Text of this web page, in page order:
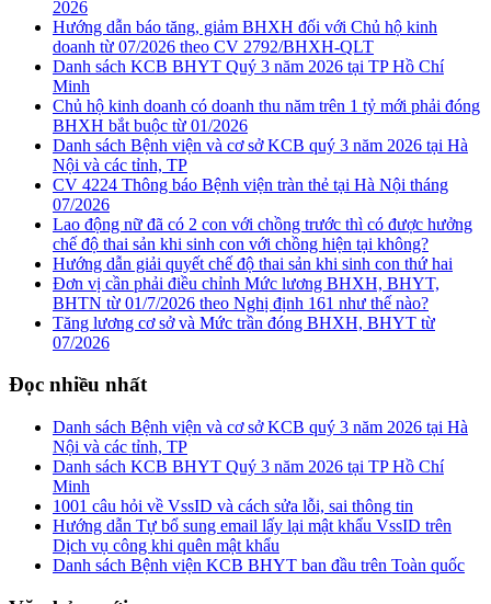
2026
Hướng dẫn báo tăng, giảm BHXH đối với Chủ hộ kinh
doanh từ 07/2026 theo CV 2792/BHXH-QLT
Danh sách KCB BHYT Quý 3 năm 2026 tại TP Hồ Chí
Minh
Chủ hộ kinh doanh có doanh thu năm trên 1 tỷ mới phải đóng
BHXH bắt buộc từ 01/2026
Danh sách Bệnh viện và cơ sở KCB quý 3 năm 2026 tại Hà
Nội và các tỉnh, TP
CV 4224 Thông báo Bệnh viện tràn thẻ tại Hà Nội tháng
07/2026
Lao động nữ đã có 2 con với chồng trước thì có được hưởng
chế độ thai sản khi sinh con với chồng hiện tại không?
Hướng dẫn giải quyết chế độ thai sản khi sinh con thứ hai
Đơn vị cần phải điều chỉnh Mức lương BHXH, BHYT,
BHTN từ 01/7/2026 theo Nghị định 161 như thế nào?
Tăng lương cơ sở và Mức trần đóng BHXH, BHYT từ
07/2026
Đọc nhiều nhất
Danh sách Bệnh viện và cơ sở KCB quý 3 năm 2026 tại Hà
Nội và các tỉnh, TP
Danh sách KCB BHYT Quý 3 năm 2026 tại TP Hồ Chí
Minh
1001 câu hỏi về VssID và cách sửa lỗi, sai thông tin
Hướng dẫn Tự bổ sung email lấy lại mật khẩu VssID trên
Dịch vụ công khi quên mật khẩu
Danh sách Bệnh viện KCB BHYT ban đầu trên Toàn quốc